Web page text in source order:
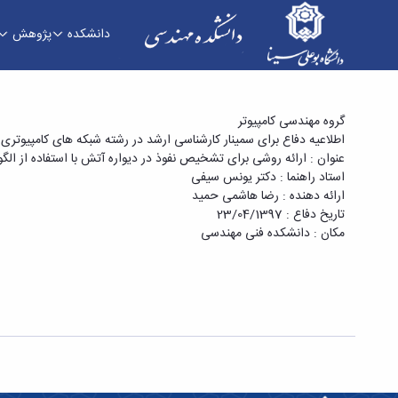
دانشکده پژوهش
دفاع برای سمینار کارشناسی ارشد در رشته شبکه
الگوریتم های هوش مصنوعی» - دانشکده فنی و
گروه مهندسی کامپیوتر
اطلاعیه دفاع برای سمینار کارشناسی ارشد در رشته شبکه های کامپیوتری
عنوان : ارائه روشی برای تشخیص نفوذ در دیواره آتش با استفاده از
استاد راهنما : دکتر یونس سیفی
ارائه دهنده : رضا هاشمی حمید
تاریخ دفاع : 23/04/1397
مکان : دانشکده فنی مهندسی